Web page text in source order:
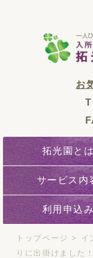
お
拓光園と
サービス内
利用申込
トップページ > イ
りに出掛けました！